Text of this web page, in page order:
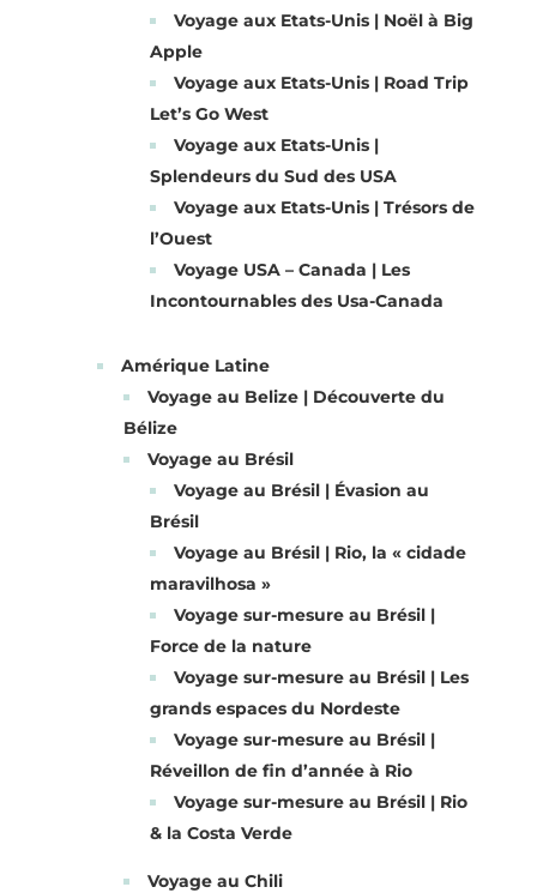
Voyage aux Etats-Unis | Noël à Big
Apple
Voyage aux Etats-Unis | Road Trip
Let’s Go West
Voyage aux Etats-Unis |
Splendeurs du Sud des USA
Voyage aux Etats-Unis | Trésors de
l’Ouest
Voyage USA – Canada | Les
Incontournables des Usa-Canada
Amérique Latine
Voyage au Belize | Découverte du
Bélize
Voyage au Brésil
Voyage au Brésil | Évasion au
Brésil
Voyage au Brésil | Rio, la « cidade
maravilhosa »
Voyage sur-mesure au Brésil |
Force de la nature
Voyage sur-mesure au Brésil | Les
grands espaces du Nordeste
Voyage sur-mesure au Brésil |
Réveillon de fin d’année à Rio
Voyage sur-mesure au Brésil | Rio
& la Costa Verde
Voyage au Chili